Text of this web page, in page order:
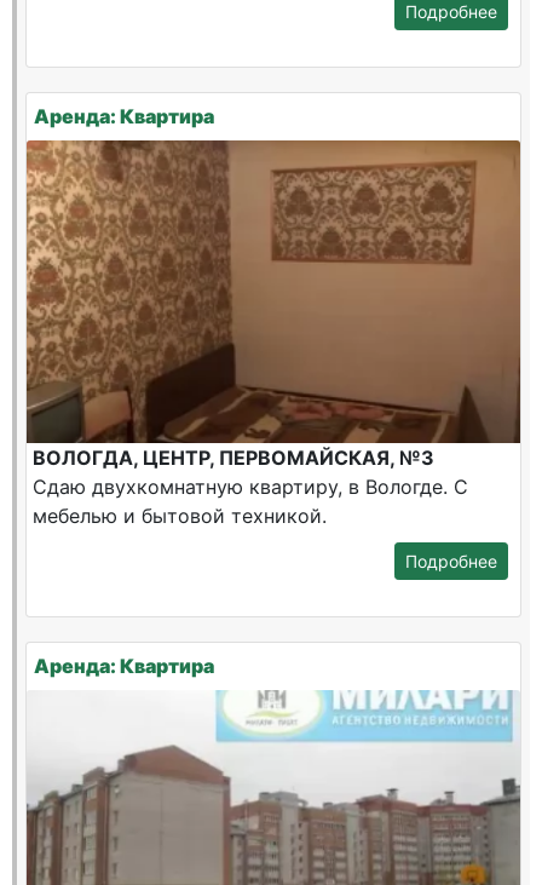
Подробнее
Аренда: Квартира
ВОЛОГДА, ЦЕНТР, ПЕРВОМАЙСКАЯ, №3
Сдаю двухкомнатную квартиру, в Вологде. С
мебелью и бытовой техникой.
Подробнее
Аренда: Квартира